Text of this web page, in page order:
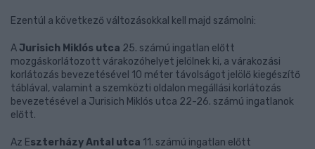
Ezentúl a következő változásokkal kell majd számolni:
A Jurisich Miklós utca 25. számú ingatlan előtt
mozgáskorlátozott várakozóhelyet jelölnek ki, a várakozási
korlátozás bevezetésével 10 méter távolságot jelölő kiegészítő
táblával, valamint a szemközti oldalon megállási korlátozás
bevezetésével a Jurisich Miklós utca 22-26. számú ingatlanok
előtt.
Az Eszterházy Antal utca 11. számú ingatlan előtt